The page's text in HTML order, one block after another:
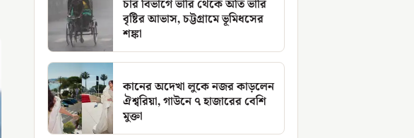
চার বিভাগে ভারি থেকে অতি ভারি
বৃষ্টির আভাস, চট্টগ্রামে ভূমিধসের
শঙ্কা
কানের অদেখা লুকে নজর কাড়লেন
ঐশ্বরিয়া, গাউনে ৭ হাজারের বেশি
মুক্তা